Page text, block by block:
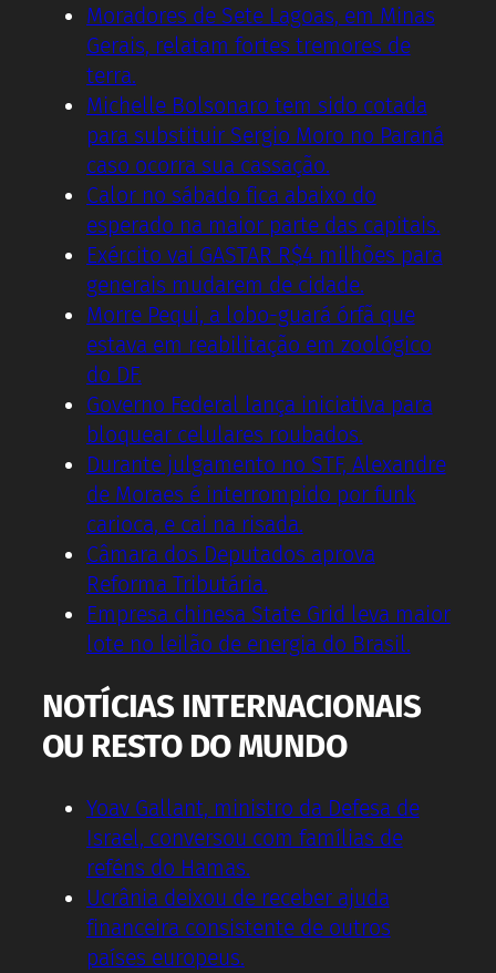
Moradores de Sete Lagoas, em Minas
Gerais, relatam fortes tremores de
terra.
Michelle Bolsonaro tem sido cotada
para substituir Sergio Moro no Paraná
caso ocorra sua cassação.
Calor no sábado fica abaixo do
esperado na maior parte das capitais.
Exército vai GASTAR R$4 milhões para
generais mudarem de cidade.
Morre Pequi, a lobo-guará órfã que
estava em reabilitação em zoológico
do DF.
Governo Federal lança iniciativa para
bloquear celulares roubados.
Durante julgamento no STF, Alexandre
de Moraes é interrompido por funk
carioca, e cai na risada.
Câmara dos Deputados aprova
Reforma Tributária.
Empresa chinesa State Grid leva maior
lote no leilão de energia do Brasil.
NOTÍCIAS INTERNACIONAIS
OU RESTO DO MUNDO
Yoav Gallant, ministro da Defesa de
Israel, conversou com famílias de
reféns do Hamas.
Ucrânia deixou de receber ajuda
financeira consistente de outros
países europeus.